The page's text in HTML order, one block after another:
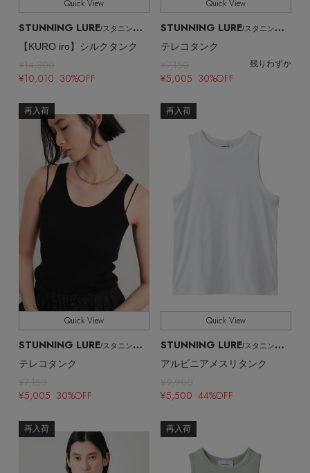
Quick View
STUNNING LURE/スタニングルアー
【KURO iro】シルクタンク
¥14,300
¥10,010 30%OFF
Quick View
STUNNING LURE/スタニングルアー
テレコタンク
¥7,150 残りわずか
¥5,005 30%OFF
再入荷
Quick View
STUNNING LURE/スタニングルアー
テレコタンク
¥7,150
¥5,005 30%OFF
再入荷
Quick View
STUNNING LURE/スタニングルアー
アルビニアメスリタンク
¥9,900
¥5,500 44%OFF
再入荷 再入荷